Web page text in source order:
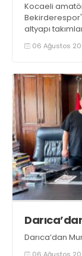
Kocaeli
altyapı
genç
sporculara
06 Ağustos
Darıca’dan
06 Ağustos